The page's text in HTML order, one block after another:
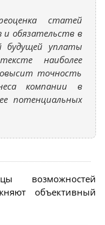
статей
обязательств в
будущей уплаты
наиболее
точность
компании в
потенциальных
возможностей
объективный